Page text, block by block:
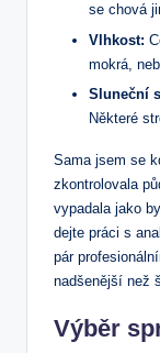
se chová
Vlhkost:
mokrá,
Sluneční
Některé
Sama jsem se
zkontrolovala
vypadala jako
dejte práci s
pár
nadšenější než
Výběr